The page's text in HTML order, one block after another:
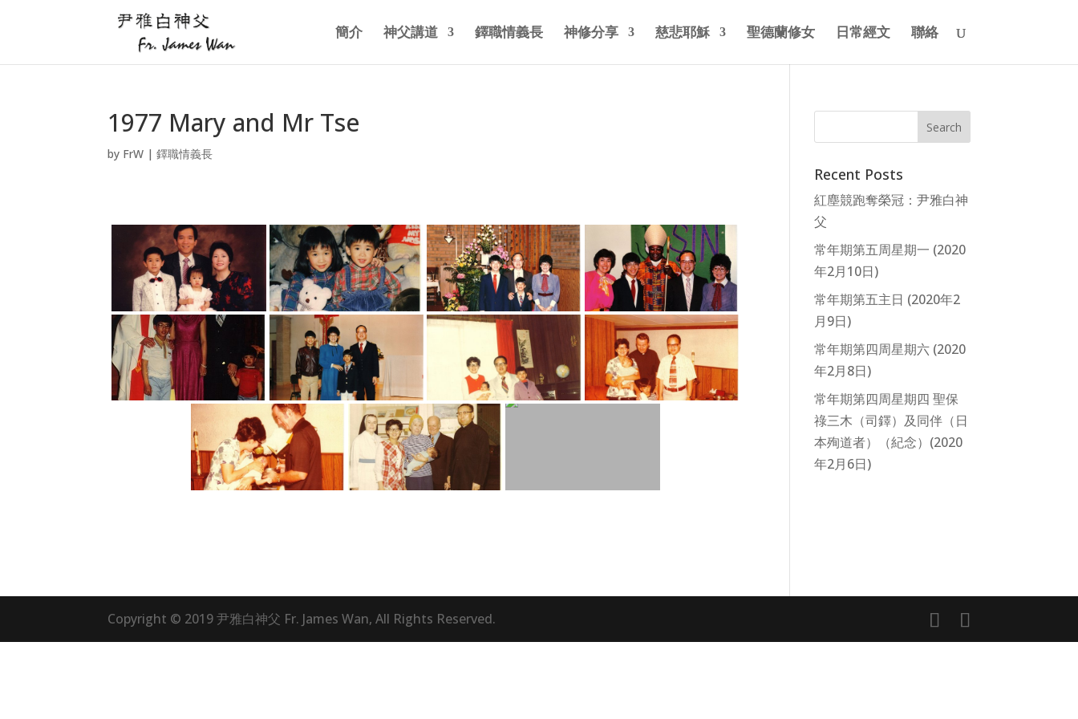
簡介 神父講道 鐸職情義長 神修分享 慈悲耶穌 聖德蘭修女 日常經文 聯絡
1977 Mary and Mr Tse
by FrW |鐸職情義長
Recent Posts
紅塵競跑奪榮冠：尹雅白神
父
常年期第五周星期一 (2020
年2月10日)
常年期第五主日 (2020年2
月9日)
常年期第四周星期六 (2020
年2月8日)
常年期第四周星期四 聖保
祿三木（司鐸）及同伴（日
本殉道者）（紀念）(2020
年2月6日)
Copyright © 2019 尹雅白神父 Fr. James Wan, All Rights Reserved.